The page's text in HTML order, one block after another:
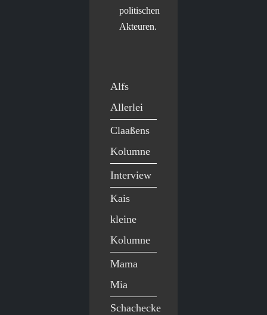
politischen
Akteuren.
Alfs
Allerlei
Claaßens
Kolumne
Interview
Kais
kleine
Kolumne
Mama
Mia
Schachecke